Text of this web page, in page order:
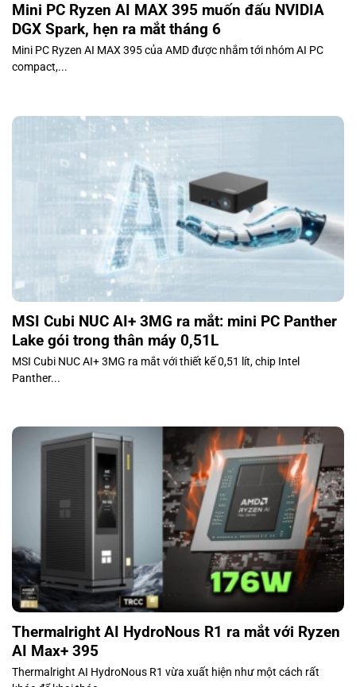
Mini PC Ryzen AI MAX 395 muốn đấu NVIDIA
DGX Spark, hẹn ra mắt tháng 6
Mini PC Ryzen AI MAX 395 của AMD được nhắm tới nhóm AI PC
compact,...
MSI Cubi NUC AI+ 3MG ra mắt: mini PC Panther
Lake gói trong thân máy 0,51L
MSI Cubi NUC AI+ 3MG ra mắt với thiết kế 0,51 lít, chip Intel
Panther...
Thermalright AI HydroNous R1 ra mắt với Ryzen
AI Max+ 395
Thermalright AI HydroNous R1 vừa xuất hiện như một cách rất